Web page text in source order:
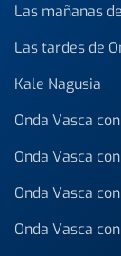
Las mañanas
Las tardes de
Kale Nagusia
Onda Vasca
Onda Vasca
Onda Vasca
Onda Vasca